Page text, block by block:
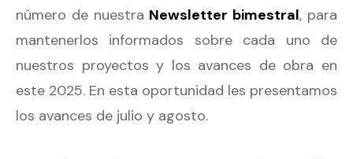
número de nuestra Newsletter bimestral, para
mantenerlos informados sobre cada uno de
nuestros proyectos y los avances de obra en
este 2025. En esta oportunidad les presentamos
los avances de julio y agosto.